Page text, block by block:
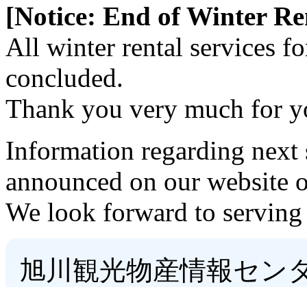
[Notice: End of Winter
All winter rental services
concluded.
Thank you very much for
Information regarding next
announced on our website
We look forward to
旭川観光物産情報セン